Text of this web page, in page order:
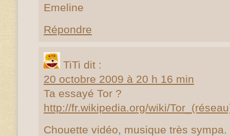
Emeline
Répondre
TiTi dit :
20 octobre 2009 à 20 h 16 min
Ta essayé Tor ?
http://fr.wikipedia.org/wiki/
Chouette vidéo, musique très sympa.